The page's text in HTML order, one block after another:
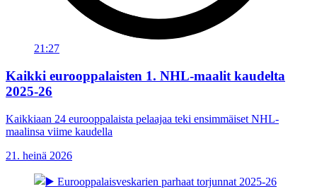
21:27
Kaikki eurooppalaisten 1. NHL-maalit kaudelta
2025-26
Kaikkiaan 24 eurooppalaista pelaajaa teki ensimmäiset NHL-
maalinsa viime kaudella
21. heinä 2026